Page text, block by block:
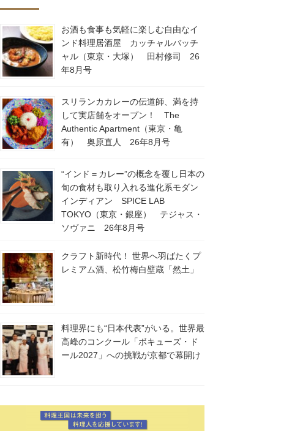
お酒も食事も気軽に楽しむ自由なイ
ンド料理居酒屋 カッチャルバッチ
ャル（東京・大塚） 田村修司 26
年8月号
スリランカカレーの伝道師、満を持
して実店舗をオープン！ The
Authentic Apartment（東京・亀
有） 奥原直人 26年8月号
“インド＝カレー”の概念を覆し日本の
旬の食材も取り入れる進化系モダン
インディアン SPICE LAB
TOKYO（東京・銀座） テジャス・
ソヴァニ 26年8月号
クラフト新時代！ 世界へ羽ばたくプ
レミアム酒、松竹梅白壁蔵「然土」
料理界にも“日本代表”がいる。世界最
高峰のコンクール「ボキューズ・ド
ール2027」への挑戦が京都で幕開け